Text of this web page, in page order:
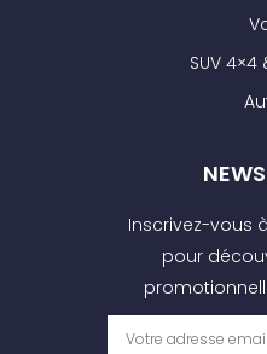
SUV 4×4
Inscrivez-vous
pour